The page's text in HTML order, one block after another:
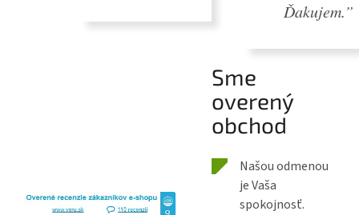
Ďakujem.”
Sme
overený
obchod
Našou odmenou
je Vaša
spokojnosť.